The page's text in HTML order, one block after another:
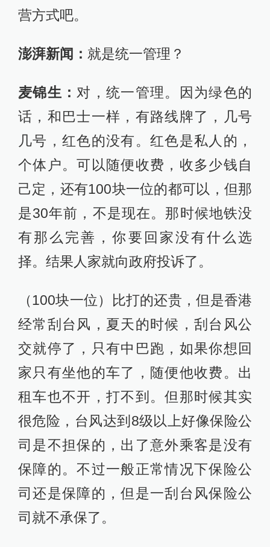
营方式吧。
澎湃新闻： 就是统一管理？
麦锦生： 对，统一管理。因为绿色的
话，和巴士一样，有路线牌了，几号
几号，红色的没有。红色是私人的，
个体户。可以随便收费，收多少钱自
己定，还有100块一位的都可以，但那
是30年前，不是现在。那时候地铁没
有那么完善，你要回家没有什么选
择。结果人家就向政府投诉了。
（100块一位）比打的还贵，但是香港
经常刮台风，夏天的时候，刮台风公
交就停了，只有中巴跑，如果你想回
家只有坐他的车了，随便他收费。出
租车也不开，打不到。但那时候其实
很危险，台风达到8级以上好像保险公
司是不担保的，出了意外乘客是没有
保障的。不过一般正常情况下保险公
司还是保障的，但是一刮台风保险公
司就不承保了。